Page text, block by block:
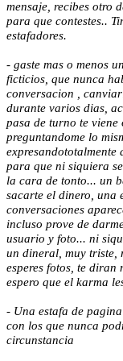
mensaje, recibes otro
para que contestes..
estafadores.
- gaste mas o menos
ficticios, que nunca
conversacion ,
durante varios dias,
pasa de turno te
preguntandome lo
expresandototalmente
para que ni siquiera
la cara de tonto... un
sacarte el dinero, una
conversaciones
incluso prove de
usuario y foto... ni
un dineral, muy triste,
esperes fotos, te diran
espero que el karma
- Una estafa de
con los que nunca
circunstancia